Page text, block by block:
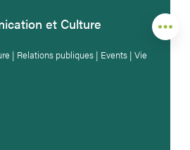
et Culture
| Relations publiques | Events | Vie